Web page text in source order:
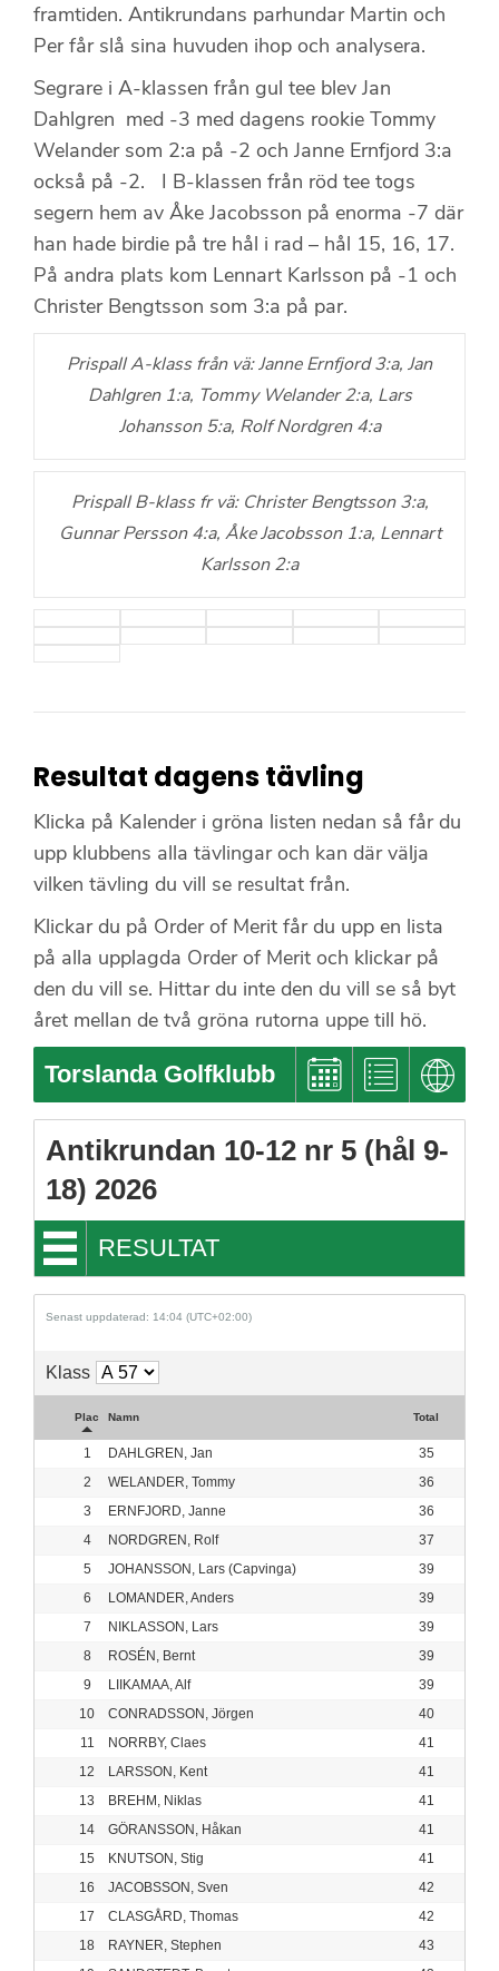
framtiden. Antikrundans parhundar Martin och
Per får slå sina huvuden ihop och analysera.
Segrare i A-klassen från gul tee blev Jan
Dahlgren med -3 med dagens rookie Tommy
Welander som 2:a på -2 och Janne Ernfjord 3:a
också på -2. I B-klassen från röd tee togs
segern hem av Åke Jacobsson på enorma -7 där
han hade birdie på tre hål i rad – hål 15, 16, 17.
På andra plats kom Lennart Karlsson på -1 och
Christer Bengtsson som 3:a på par.
Prispall A-klass från vä: Janne Ernfjord 3:a, Jan
Dahlgren 1:a, Tommy Welander 2:a, Lars
Johansson 5:a, Rolf Nordgren 4:a
Prispall B-klass fr vä: Christer Bengtsson 3:a,
Gunnar Persson 4:a, Åke Jacobsson 1:a, Lennart
Karlsson 2:a
Resultat dagens tävling
Klicka på Kalender i gröna listen nedan så får du
upp klubbens alla tävlingar och kan där välja
vilken tävling du vill se resultat från.
Klickar du på Order of Merit får du upp en lista
på alla upplagda Order of Merit och klickar på
den du vill se. Hittar du inte den du vill se så byt
året mellan de två gröna rutorna uppe till hö.
Torslanda Golfklubb
Antikrundan 10-12 nr 5 (hål 9-
18) 2026
RESULTAT
Senast uppdaterad: 14:04 (UTC+02:00)
Klass
Plac Namn Total
1 DAHLGREN, Jan
35
2
WELANDER, Tommy
36
3
ERNFJORD, Janne
36
4
NORDGREN, Rolf
37
5
JOHANSSON, Lars (Capvinga)
39
6
LOMANDER, Anders
39
7
NIKLASSON, Lars
39
8
ROSÉN, Bernt
39
9
LIIKAMAA, Alf
39
10
CONRADSSON, Jörgen
40
11
NORRBY, Claes
41
12
LARSSON, Kent
41
13
BREHM, Niklas
41
14
GÖRANSSON, Håkan
41
15
KNUTSON, Stig
41
16
JACOBSSON, Sven
42
17
CLASGÅRD, Thomas
42
18
RAYNER, Stephen
43